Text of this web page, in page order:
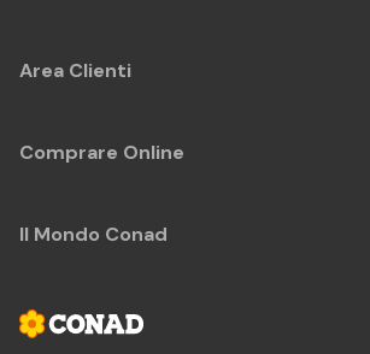
Area Clienti
Comprare Online
Il Mondo Conad